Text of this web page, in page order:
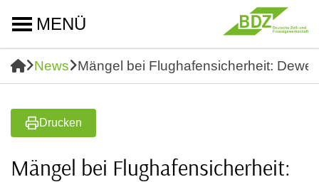
MENÜ
News Mängel bei Flughafensicherheit:
Drucken
Mängel bei Flughafensicherheit: